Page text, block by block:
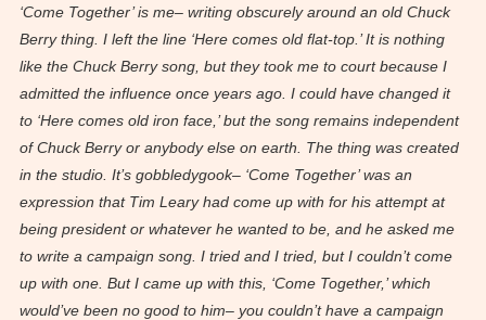
‘Come Together’ is me– writing obscurely around an old Chuck
Berry thing. I left the line ‘Here comes old flat-top.’ It is nothing
like the Chuck Berry song, but they took me to court because I
admitted the influence once years ago. I could have changed it
to ‘Here comes old iron face,’ but the song remains independent
of Chuck Berry or anybody else on earth. The thing was created
in the studio. It’s gobbledygook– ‘Come Together’ was an
expression that Tim Leary had come up with for his attempt at
being president or whatever he wanted to be, and he asked me
to write a campaign song. I tried and I tried, but I couldn’t come
up with one. But I came up with this, ‘Come Together,’ which
would’ve been no good to him– you couldn’t have a campaign